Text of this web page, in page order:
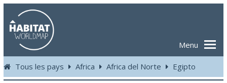
Menu
Tous les pays Africa Africa del Norte Egipto